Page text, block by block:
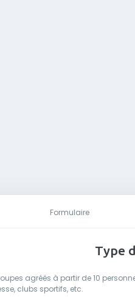
Formulaire
Type
agréés à partir de 10
clubs sportifs, etc.